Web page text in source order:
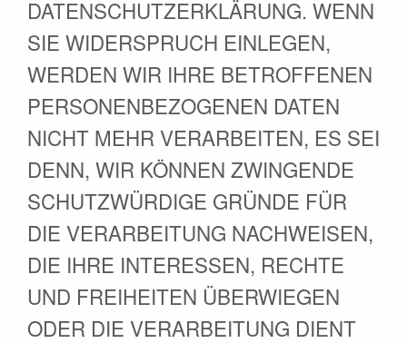
DATENSCHUTZERKLÄRUNG. WENN
SIE WIDERSPRUCH EINLEGEN,
WERDEN WIR IHRE BETROFFENEN
PERSONENBEZOGENEN DATEN
NICHT MEHR VERARBEITEN, ES SEI
DENN, WIR KÖNNEN ZWINGENDE
SCHUTZWÜRDIGE GRÜNDE FÜR
DIE VERARBEITUNG NACHWEISEN,
DIE IHRE INTERESSEN, RECHTE
UND FREIHEITEN ÜBERWIEGEN
ODER DIE VERARBEITUNG DIENT